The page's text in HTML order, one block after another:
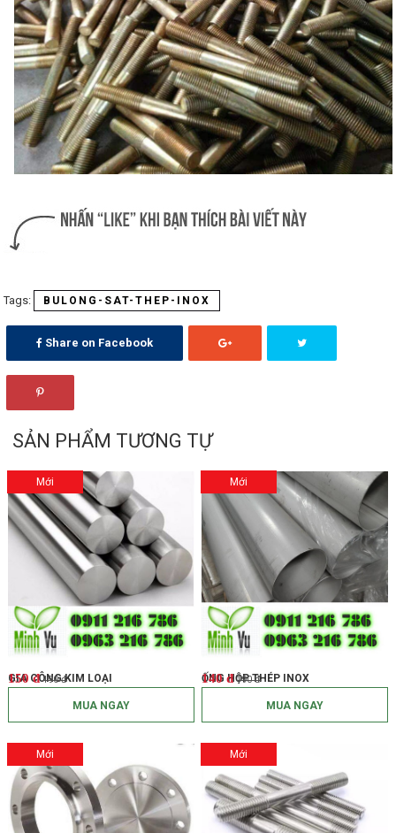
BULONG-SAT-THEP-INOX
Share on Facebook
SẢN PHẨM TƯƠNG TỰ
Mới
GIA CÔNG KIM LOẠI
150 đ 190 đ
MUA NGAY
Mới
ỐNG HỘP THÉP INOX
140 đ 190 đ
MUA NGAY
Mới Mới